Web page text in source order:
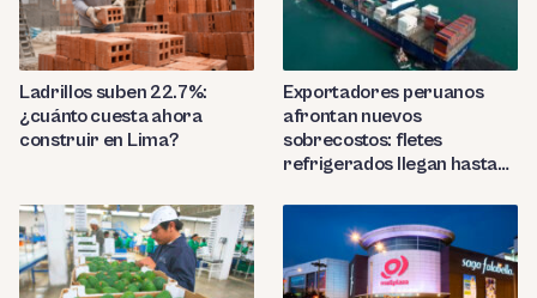
Ladrillos suben 22.7%:
¿cuánto cuesta ahora
construir en Lima?
Exportadores peruanos
afrontan nuevos
sobrecostos: fletes
refrigerados llegan hasta